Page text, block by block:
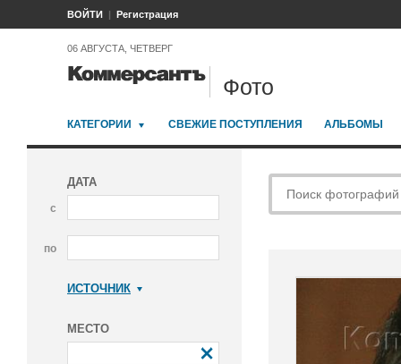
ВОЙТИ Регистрация
06 АВГУСТА, ЧЕТВЕРГ
Фото
КАТЕГОРИИ СВЕЖИЕ ПОСТУПЛЕНИЯ АЛЬБОМЫ
ДАТА
с
по
ИСТОЧНИК
МЕСТО